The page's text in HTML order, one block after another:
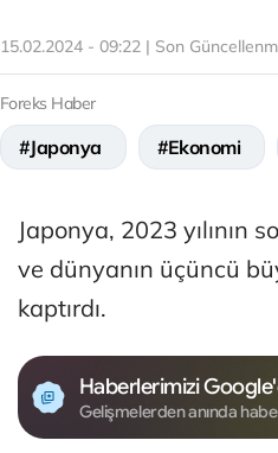
15.02.2024 - 09:22 | Son
Foreks Haber
#Japonya #Ekonomi
Japonya, 2023 yılının
ve dünyanın üçüncü
kaptırdı.
Haberlerimizi
Gelişmelerden anında